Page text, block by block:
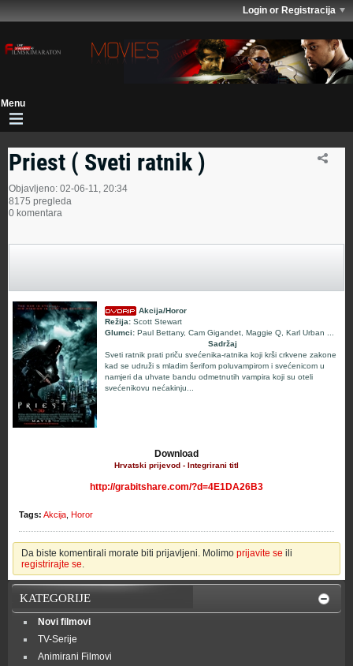
Login or Registracija
Priest ( Sveti ratnik )
Objavljeno: 02-06-11, 20:34
8175 pregleda
0 komentara
Akcija/Horor
Režija: Scott Stewart
Glumci: Paul Bettany, Cam Gigandet, Maggie Q, Karl Urban ...
Sadržaj
Sveti ratnik prati priču svećenika-ratnika koji krši crkvene zakone
kad se udruži s mladim šerifom poluvampirom i svećenicom u
namjeri da uhvate bandu odmetnutih vampira koji su oteli
svećenikovu nećakinju...
Download
Hrvatski prijevod - Integrirani titl
http://grabitshare.com/?d=4E1DA26B3
Tags: Akcija Horor
Da biste komentirali morate biti prijavljeni. Molimo prijavite se ili
registrirajte se.
KATEGORIJE
Novi filmovi
TV-Serije
Animirani Filmovi